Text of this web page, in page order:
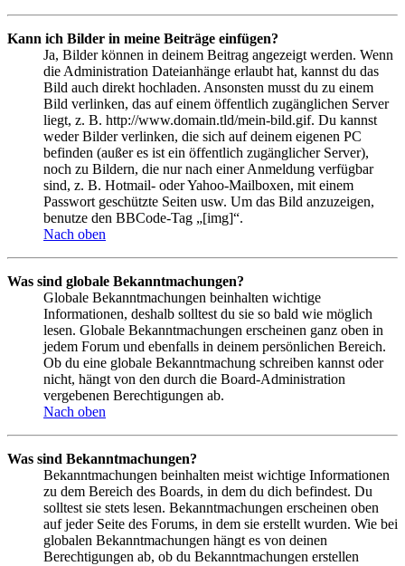
Kann ich Bilder in meine Beiträge einfügen?
Ja, Bilder können in deinem Beitrag angezeigt werden. Wenn
die Administration Dateianhänge erlaubt hat, kannst du das
Bild auch direkt hochladen. Ansonsten musst du zu einem
Bild verlinken, das auf einem öffentlich zugänglichen Server
liegt, z. B. http://www.domain.tld/mein-bild.gif. Du kannst
weder Bilder verlinken, die sich auf deinem eigenen PC
befinden (außer es ist ein öffentlich zugänglicher Server),
noch zu Bildern, die nur nach einer Anmeldung verfügbar
sind, z. B. Hotmail- oder Yahoo-Mailboxen, mit einem
Passwort geschützte Seiten usw. Um das Bild anzuzeigen,
benutze den BBCode-Tag „[img]“.
Nach oben
Was sind globale Bekanntmachungen?
Globale Bekanntmachungen beinhalten wichtige
Informationen, deshalb solltest du sie so bald wie möglich
lesen. Globale Bekanntmachungen erscheinen ganz oben in
jedem Forum und ebenfalls in deinem persönlichen Bereich.
Ob du eine globale Bekanntmachung schreiben kannst oder
nicht, hängt von den durch die Board-Administration
vergebenen Berechtigungen ab.
Nach oben
Was sind Bekanntmachungen?
Bekanntmachungen beinhalten meist wichtige Informationen
zu dem Bereich des Boards, in dem du dich befindest. Du
solltest sie stets lesen. Bekanntmachungen erscheinen oben
auf jeder Seite des Forums, in dem sie erstellt wurden. Wie bei
globalen Bekanntmachungen hängt es von deinen
Berechtigungen ab, ob du Bekanntmachungen erstellen